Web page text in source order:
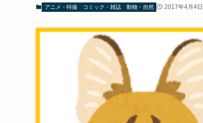
アニメ・特撮 コミック・雑誌 動物・自然 2017年4月4日